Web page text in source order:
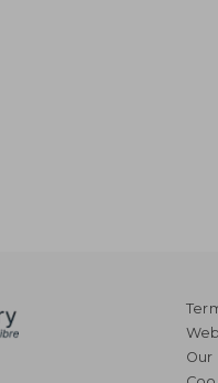
Our